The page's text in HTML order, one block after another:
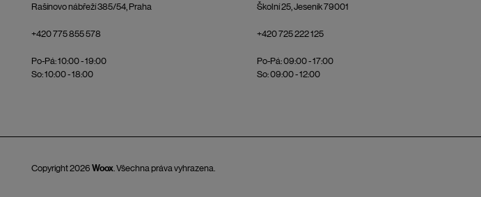
Rašínovo nábřeží 385/54, Praha
+420 775 855 578
Po-Pá: 10:00 - 19:00
So: 10:00 - 18:00
Školní 25, Jeseník 79001
+420 725 222 125
Po-Pá: 09:00 - 17:00
So: 09:00 - 12:00
Copyright 2026 Woox. Všechna práva vyhrazena.